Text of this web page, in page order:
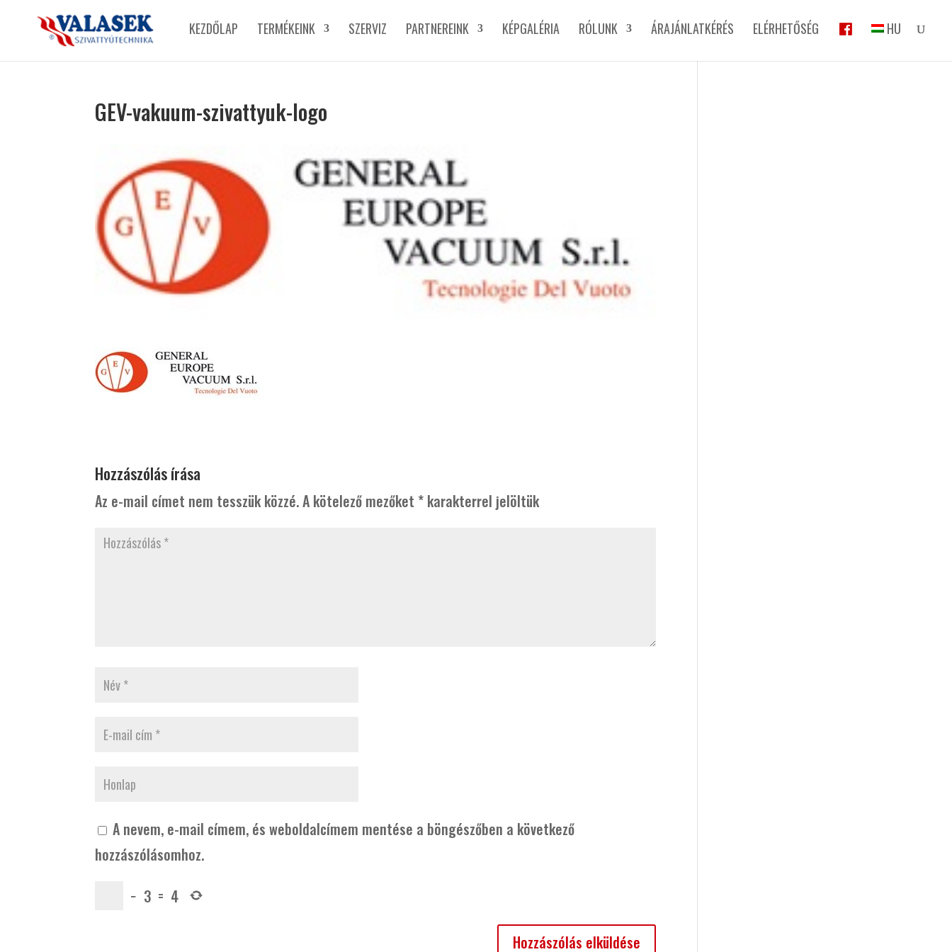
KEZDŐLAP TERMÉKEINK SZERVIZ PARTNEREINK KÉPGALÉRIA RÓLUNK ÁRAJÁNLATKÉRÉS ELÉRHETŐSÉG HU
GEV-vakuum-szivattyuk-logo
Hozzászólás írása
Az e-mail címet nem tesszük közzé.A kötelező mezőket * karakterrel jelöltük
A nevem, e-mail címem, és weboldalcímem mentése a böngészőben a következő
hozzászólásomhoz.
− 3 = 4